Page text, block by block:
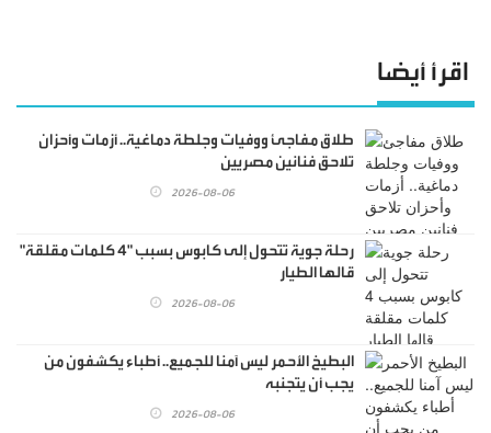
اقرأ أيضا
طلاق مفاجئ ووفيات وجلطة دماغية.. أزمات وأحزان
تلاحق فنانين مصريين
2026-08-06
رحلة جوية تتحول إلى كابوس بسبب "4 كلمات مقلقة"
قالها الطيار
2026-08-06
البطيخ الأحمر ليس آمنا للجميع.. أطباء يكشفون من
يجب أن يتجنبه
2026-08-06